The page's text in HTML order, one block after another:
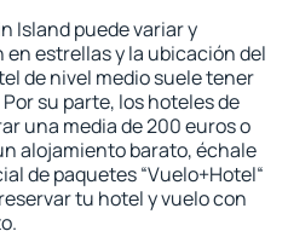
Island puede variar y
estrellas y la ubicación del
de nivel medio suele tener
su parte, los hoteles de
una media de 200 euros o
alojamiento barato, échale
de paquetes “Vuelo+Hotel“
tu hotel y vuelo con